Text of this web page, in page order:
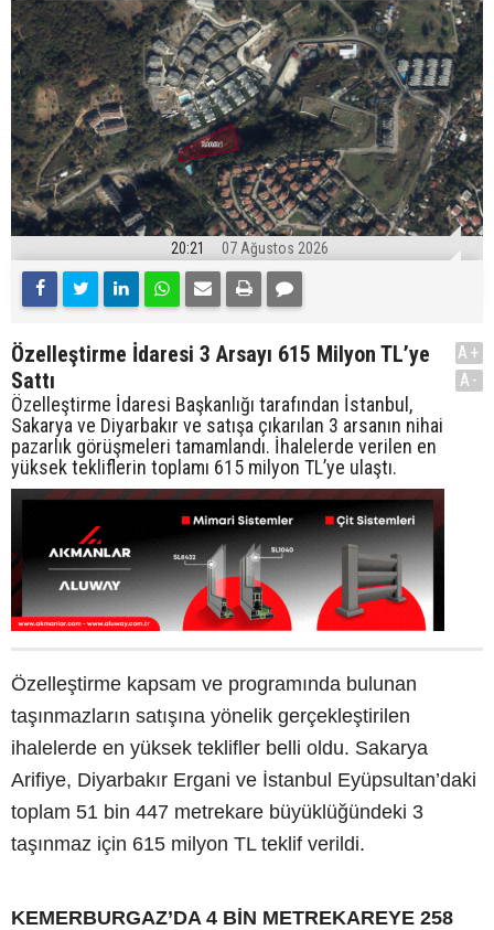
20:21 07 Ağustos 2026
Özelleştirme İdaresi 3 Arsayı 615 Milyon TL’ye
Sattı
Özelleştirme İdaresi Başkanlığı tarafından İstanbul,
Sakarya ve Diyarbakır ve satışa çıkarılan 3 arsanın nihai
pazarlık görüşmeleri tamamlandı. İhalelerde verilen en
yüksek tekliflerin toplamı 615 milyon TL’ye ulaştı.
A+
A-
Özelleştirme kapsam ve programında bulunan
taşınmazların satışına yönelik gerçekleştirilen
ihalelerde en yüksek teklifler belli oldu. Sakarya
Arifiye, Diyarbakır Ergani ve İstanbul Eyüpsultan’daki
toplam 51 bin 447 metrekare büyüklüğündeki 3
taşınmaz için 615 milyon TL teklif verildi.
KEMERBURGAZ’DA 4 BİN METREKAREYE 258